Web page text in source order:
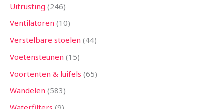
Uitrusting 246
Ventilatoren 10
Verstelbare stoelen 44
Voetensteunen 15
Voortenten & luifels 65
Wandelen 583